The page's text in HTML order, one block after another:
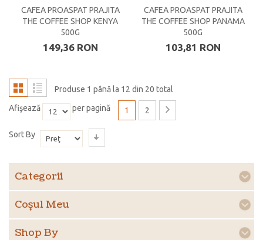
CAFEA PROASPAT PRAJITA
THE COFFEE SHOP KENYA
500G
149,36 RON
CAFEA PROASPAT PRAJITA
THE COFFEE SHOP PANAMA
500G
103,81 RON
Produse 1 până la 12 din 20 total
1 2
Afişează per pagină
Sort By
Categorii
Coşul Meu
Shop By